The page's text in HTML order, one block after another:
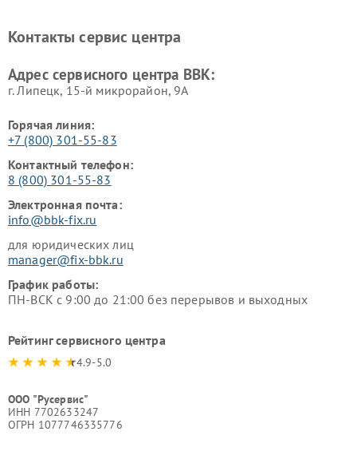
Ремонт винных шкафов BBK
Контакты сервис центра
Адрес сервисного центра BBK:
г. Липецк, 15-й микрорайон, 9А
Горячая линия:
+7 (800) 301-55-83
Контактный телефон:
8 (800) 301-55-83
Электронная почта:
info@bbk-fix.ru
для юридических лиц
manager@fix-bbk.ru
График работы:
ПН-ВСК с 9:00 до 21:00 без перерывов и выходных
Рейтинг сервисного центра
4.9-5.0
ООО "Русервис"
ИНН 7702633247
ОГРН 1077746335776